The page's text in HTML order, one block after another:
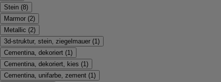
Stein (8)
Marmor (2)
Metallic (2)
3d-struktur, stein, ziegelmauer (1 )
Cementina, dekoriert (1 )
Cementina, dekoriert, kies (1 )
Cementina, unifarbe, zement (1 )